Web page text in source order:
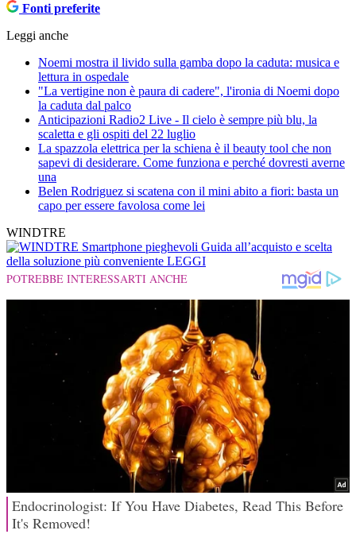
Fonti preferite
Leggi anche
Noemi mostra il livido sulla gamba dopo la caduta: musica e
lettura in ospedale
"La vertigine non è paura di cadere", l'ironia di Noemi dopo
la caduta dal palco
Anticipazioni Radio2 Live - Il cielo è sempre più blu, la
scaletta e gli ospiti del 22 luglio
La spazzola elettrica per la schiena è il beauty tool che non
sapevi di desiderare. Come funziona e perché dovresti averne
una
Belen Rodriguez si scatena con il mini abito a fiori: basta un
capo per essere favolosa come lei
WINDTRE
Smartphone pieghevoli Guida all’acquisto e scelta
della soluzione più conveniente LEGGI